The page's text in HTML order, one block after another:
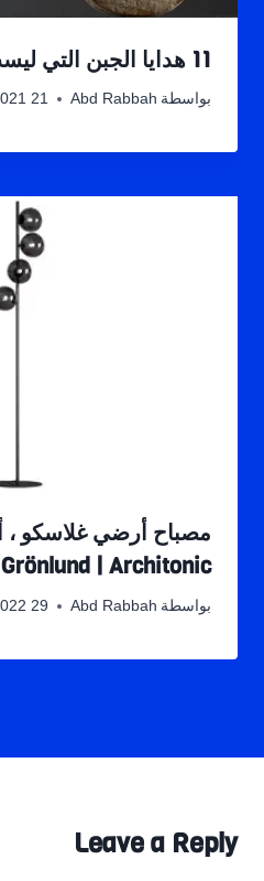
11 هدايا الجبن التي ليست بالجبن
بواسطة Abd Rabbah 21 November، 2021
Grönlund | Architonic
بواسطة Abd Rabbah 29 January، 2022
Leave a Reply